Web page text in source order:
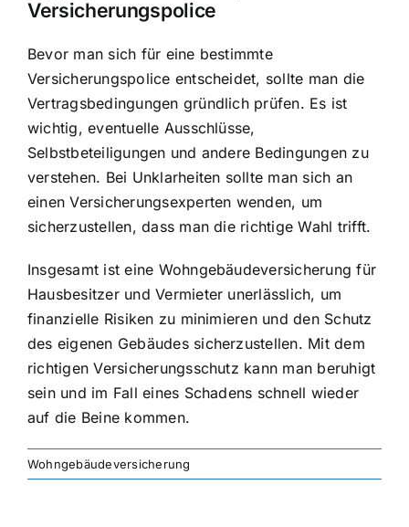
Versicherungspolice
Bevor man sich für eine bestimmte
Versicherungspolice entscheidet, sollte man die
Vertragsbedingungen gründlich prüfen. Es ist
wichtig, eventuelle Ausschlüsse,
Selbstbeteiligungen und andere Bedingungen zu
verstehen. Bei Unklarheiten sollte man sich an
einen Versicherungsexperten wenden, um
sicherzustellen, dass man die richtige Wahl trifft.
Insgesamt ist eine Wohngebäudeversicherung für
Hausbesitzer und Vermieter unerlässlich, um
finanzielle Risiken zu minimieren und den Schutz
des eigenen Gebäudes sicherzustellen. Mit dem
richtigen Versicherungsschutz kann man beruhigt
sein und im Fall eines Schadens schnell wieder
auf die Beine kommen.
Wohngebäudeversicherung